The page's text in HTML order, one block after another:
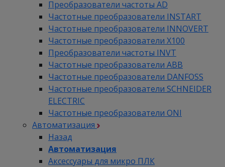
Преобразователи частоты AD
Частотные преобразователи INSTART
Частотные преобразователи INNOVERT
Частотные преобразователи Х100
Преобразователи частоты INVT
Частотные преобразователи ABB
Частотные преобразователи DANFOSS
Частотные преобразователи SCHNEIDER
ELECTRIC
Частотные преобразователи ONI
Автоматизация
Назад
Автоматизация
Аксессуары для микро ПЛК